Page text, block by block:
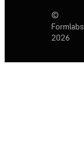
©
Formlabs
2026